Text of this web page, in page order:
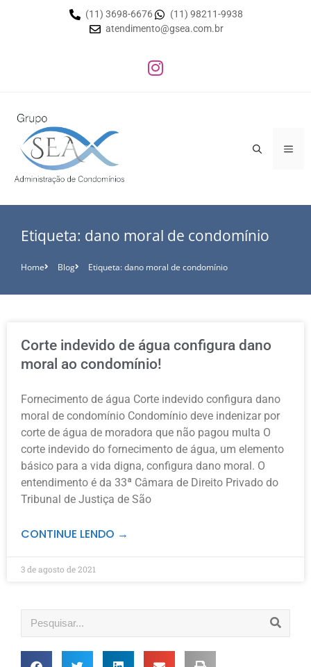
(11) 3698-6676
(11) 98211-9938
atendimento@gsea.com.br
Etiqueta: dano moral de condomínio
Home Blog Etiqueta: dano moral de condomínio
Corte indevido de água configura dano
moral ao condomínio!
Fornecimento de água Corte indevido configura dano
moral de condomínio Condomínio deve indenizar por
corte de água de moradora que não pagou multa O
corte indevido do fornecimento de água, um elemento
básico para a vida digna, configura dano moral. O
entendimento é da 33ª Câmara de Direito Privado do
Tribunal de Justiça de São
CONTINUE LENDO →
3 de agosto de 2021